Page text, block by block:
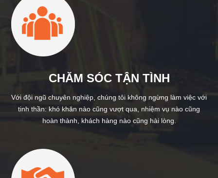
CHĂM SÓC TẬN TÌNH
Với đội ngũ chuyên nghiệp, chúng tôi không ngừng làm việc với
tinh thần: khó khăn nào cũng vượt qua, nhiệm vụ nào cũng
hoàn thành, khách hàng nào cũng hài lòng.